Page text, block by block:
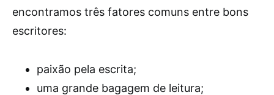
encontramos três fatores comuns entre bons
escritores:
paixão pela escrita;
uma grande bagagem de leitura;